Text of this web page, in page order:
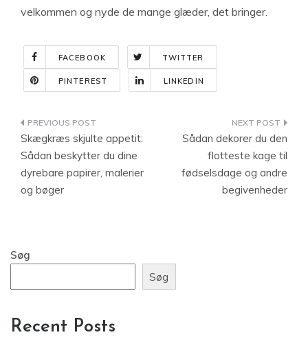
velkommen og nyde de mange glæder, det bringer.
FACEBOOK TWITTER
PINTEREST LINKEDIN
Indlægsnavigation
Skægkræs skjulte appetit:
Sådan beskytter du dine
dyrebare papirer, malerier
og bøger
Sådan dekorer du den
flotteste kage til
fødselsdage og andre
begivenheder
Søg
Søg
Recent Posts